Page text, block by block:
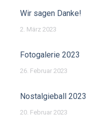
Wir sagen Danke!
2. März 2023
Fotogalerie 2023
26. Februar 2023
Nostalgieball 2023
20. Februar 2023